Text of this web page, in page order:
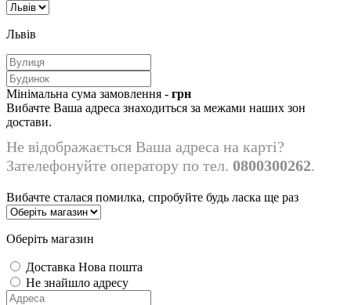
Львів
Мінімальна сума замовлення - грн
Вибачте Ваша адреса знаходиться за межами наших зон
достави.
Не відображається Ваша адреса на карті?
Зателефонуйте оператору по тел. 0800300262.
Вибачте сталася помилка, спробуйте будь ласка ще раз
Оберіть магазин
Доставка Нова пошта
Не знайшло адресу